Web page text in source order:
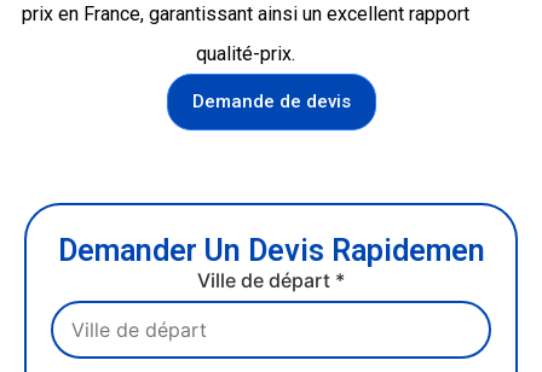
prix en France, garantissant ainsi un excellent rapport
qualité-prix.
Demande de devis
Demander Un Devis Rapidemen
Ville de départ *